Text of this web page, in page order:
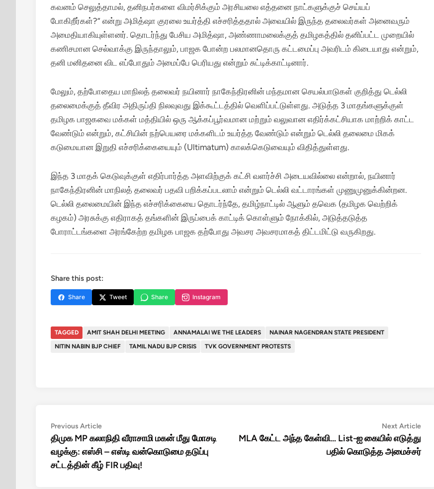
கவனம் செலுத்தாமல், தனிநபர்களை விமர்சிக்கும் அரசியலை எத்தனை நாட்களுக்குச் செய்யப்
போகிறீர்கள்?” என்று அமித்ஷா குரலை உயர்த்தி எச்சரித்ததால் அவையில் இருந்த தலைவர்கள் அனைவரும்
அமைதியாகியுள்ளனர். தொடர்ந்து பேசிய அமித்ஷா, அண்ணாமலைக்குத் தமிழகத்தில் தனிப்பட்ட முறையில்
கணிசமான செல்வாக்கு இருந்தாலும், பாஜக போன்ற பலமானதொரு கட்டமைப்பு அவரிடம் கிடையாது என்றும்,
தனி மனிதனை விட எப்போதும் அமைப்பே பெரியது என்றும் சுட்டிக்காட்டினார்.
மேலும், தற்போதைய மாநிலத் தலைவர் நயினார் நாகேந்திரனின் மந்தமான செயல்பாடுகள் குறித்து டெல்லி
தலைமைக்குத் தீவிர அதிருப்தி நிலவுவது இக்கூட்டத்தில் வெளிப்பட்டுள்ளது. அடுத்த 3 மாதங்களுக்குள்
தமிழக பாஜகவை மக்கள் மத்தியில் ஒரு ஆக்கப்பூர்வமான மற்றும் வலுவான எதிர்க்கட்சியாக மாற்றிக் காட்ட
வேண்டும் என்றும், கட்சியின் நற்பெயரை மக்களிடம் உயர்த்த வேண்டும் என்றும் டெல்லி தலைமை மிகக்
கடுமையான இறுதி எச்சரிக்கையையும் (Ultimatum) காலக்கெடுவையும் விதித்துள்ளது.
இந்த 3 மாதக் கெடுவுக்குள் எதிர்பார்த்த அளவிற்குக் கட்சி வளர்ச்சி அடையவில்லை என்றால், நயினார்
நாகேந்திரனின் மாநிலத் தலைவர் பதவி பறிக்கப்படலாம் என்றும் டெல்லி வட்டாரங்கள் முணுமுனுக்கின்றன.
டெல்லி தலைமையின் இந்த எச்சரிக்கையை தொடர்ந்தே, தமிழ்நாட்டில் ஆளும் தவெக (தமிழக வெற்றிக்
கழகம்) அரசுக்கு எதிராகத் தங்களின் இருப்பைக் காட்டிக் கொள்ளும் நோக்கில், அடுத்தடுத்த
போராட்டங்களை அரங்கேற்ற தமிழக பாஜக தற்போது அவசர அவசரமாகத் திட்டமிட்டு வருகிறது.
Share this post:
Share Tweet Share Instagram
TAGGED AMIT SHAH DELHI MEETING ANNAMALAI WE THE LEADERS
NAINAR NAGENDRAN STATE PRESIDENT
NITIN NABIN BJP CHIEF
TAMIL NADU BJP CRISIS TVK GOVERNMENT PROTESTS
Post
navigation
Previous ArticlePrevious
article:
திமுக MP கலாநிதி வீராசாமி மகன் மீது மோசடி
வழக்கு: எஸ்சி – எஸ்டி வன்கொடுமை தடுப்பு
சட்டத்தின் கீழ் FIR பதிவு!
Next ArticleNext
MLA கேட்ட அந்த கேள்வி… List-ஐ கையில் எடுத்து
பதில் கொடுத்த அமைச்சர்